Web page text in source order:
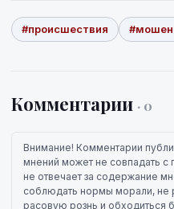
#происшествия
Комментарии · 0
Внимание! Комментарии
мнений может не совпадать с
не отвечает за содержание
соблюдать нормы морали, не
расовую рознь и обходиться